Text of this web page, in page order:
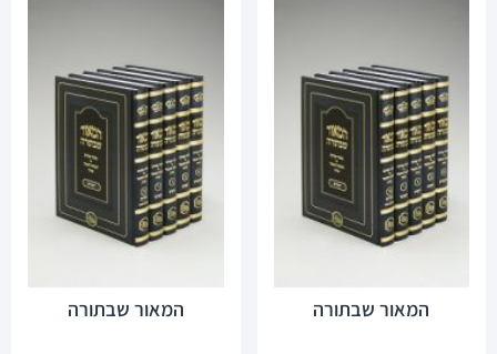
המאור שבתורה המאור שבתורה